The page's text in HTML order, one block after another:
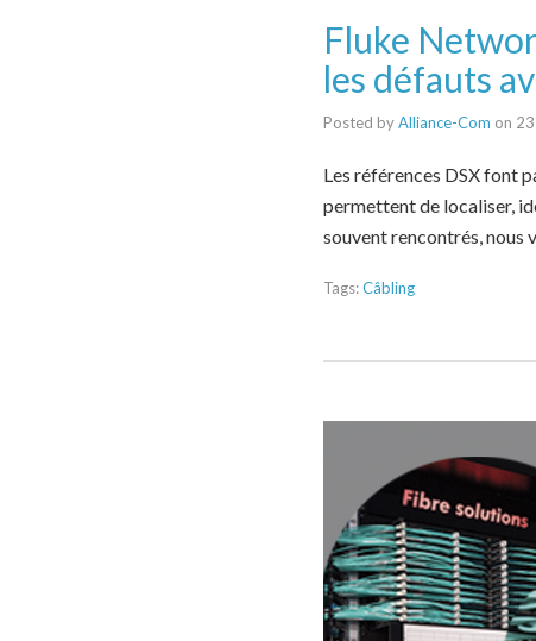
Fluke
les défauts
Posted byAlliance-Com on
Les références DSX font
permettent de localiser,
souvent rencontrés, nous
Tags:Câbling